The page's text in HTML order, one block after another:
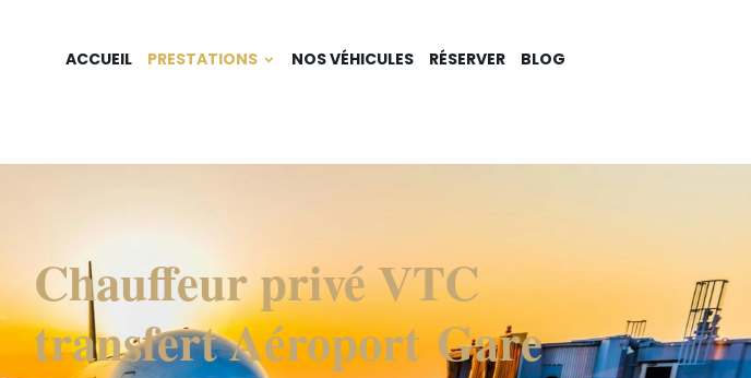
ACCUEIL PRESTATIONS NOS VÉHICULES RÉSERVER BLOG
Chauffeur privé VTC
transfert Aéroport Gare